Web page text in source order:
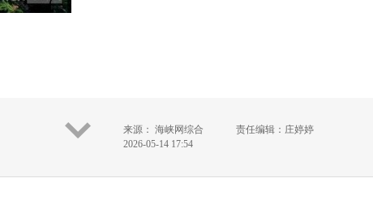
来源： 海峡网综合
2026-05-14 17:54
责任编辑：庄婷婷